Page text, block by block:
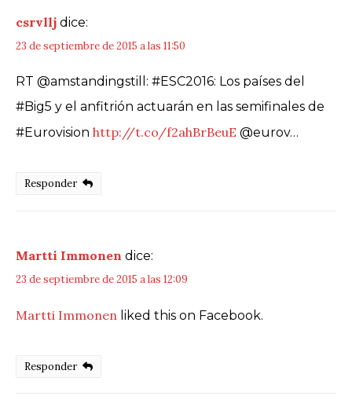
csrvllj dice:
23 de septiembre de 2015 a las 11:50
RT @amstandingstill: #ESC2016: Los países del
#Big5 y el anfitrión actuarán en las semifinales de
#Eurovision http://t.co/f2ahBrBeuE @eurov…
Responder
Martti Immonen dice:
23 de septiembre de 2015 a las 12:09
Martti Immonen liked this on Facebook.
Responder